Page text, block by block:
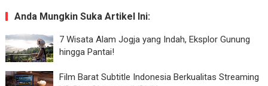
Anda Mungkin Suka Artikel Ini:
7 Wisata Alam Jogja yang Indah, Eksplor Gunung
hingga Pantai!
Film Barat Subtitle Indonesia Berkualitas Streaming